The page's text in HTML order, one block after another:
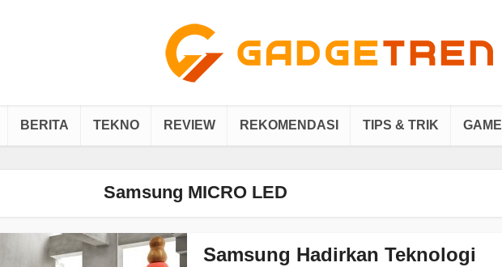
BERITA TEKNO REVIEW REKOMENDASI TIPS & TRIK GAME
Samsung MICRO LED
Samsung Hadirkan Teknologi